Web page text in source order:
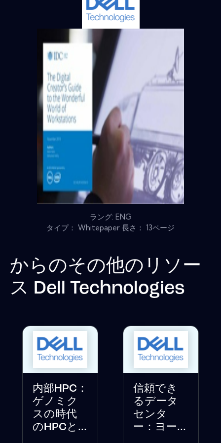
ラング: ENG
タイプ： Whitepaper 長さ： 13ページ
からのその他のリソー
ス Dell Technologies
内部HPC：
ゲノミク
スの時代
のHPCと...
信頼でき
るデータ
センタ
ー：ヨー...